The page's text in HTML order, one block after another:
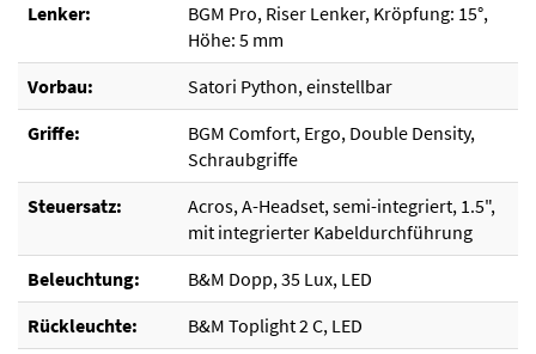
Lenker:
BGM Pro, Riser Lenker, Kröpfung: 15°,
Höhe: 5 mm
Vorbau:
Satori Python, einstellbar
Griffe:
BGM Comfort, Ergo, Double Density,
Schraubgriffe
Steuersatz:
Acros, A-Headset, semi-integriert, 1.5",
mit integrierter Kabeldurchführung
Beleuchtung:
B&M Dopp, 35 Lux, LED
Rückleuchte:
B&M Toplight 2 C, LED